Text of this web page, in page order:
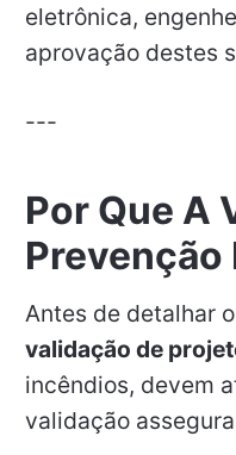
eletrônica,
aprovação destes
---
Por Que A
Prevenção
Antes de detalhar
validação de
incêndios, devem
validação